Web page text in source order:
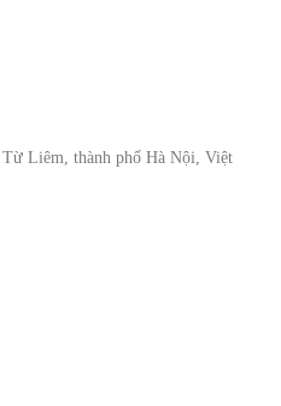
Liêm, thành phố Hà Nội, Việt